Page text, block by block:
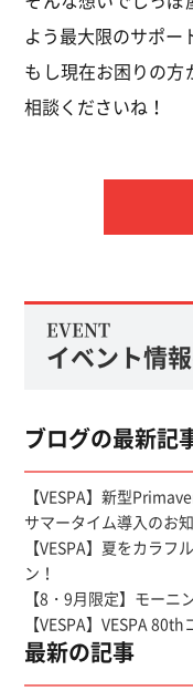
よう最大限のサポー
もし現在お困りの
相談くださいね！
EVENT
イベント情
ブログの最新記
【VESPA】新型
サマータイム導入のお
【VESPA】夏をカラ
ン！
【8・9月限定】モーニ
【VESPA】VESPA
最新の記事